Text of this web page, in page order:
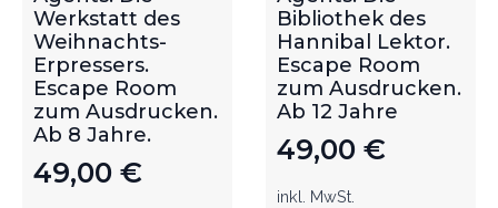
Werkstatt des
Weihnachts-
Erpressers.
Escape Room
zum Ausdrucken.
Ab 8 Jahre.
49,00 €
Bibliothek des
Hannibal Lektor.
Escape Room
zum Ausdrucken.
Ab 12 Jahre
49,00 €
inkl. MwSt.